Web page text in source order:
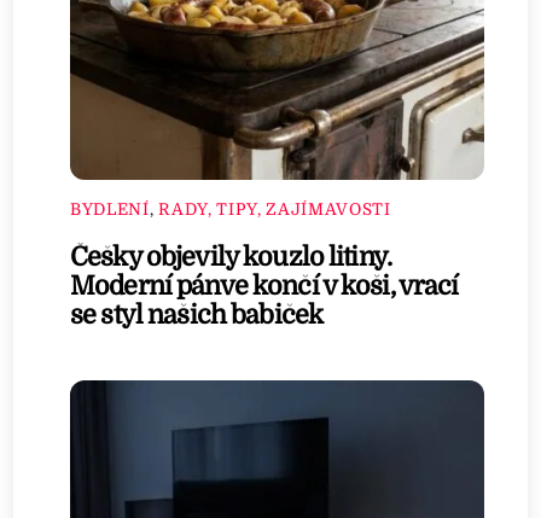
BYDLENÍ,RADY, TIPY, ZAJÍMAVOSTI
Češky objevily kouzlo litiny.
Moderní pánve končí v koši, vrací
se styl našich babiček